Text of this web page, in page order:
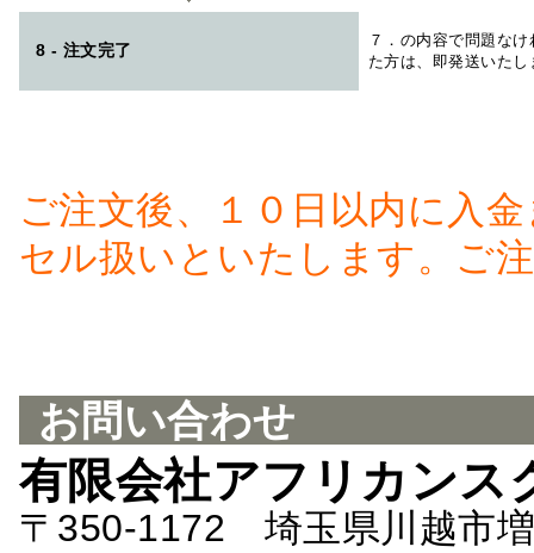
8 - 注文完了
７．の内容で問題な
た方は、即発送いたし
ご注文後、１０日以内に入
セル扱いといたします。ご
お問い合わせ
有限会社アフリカンス
〒350-1172 埼玉県川越市